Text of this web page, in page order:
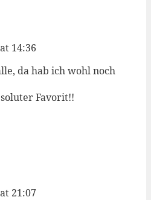
14:36
da hab ich wohl noch
Favorit!!
21:07